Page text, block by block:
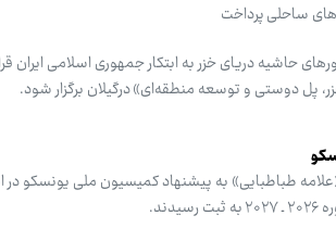
ساحلی پرداخت
حاشیه دریای خزر به ابتکار جمهوری اسلامی ایران
پل دوستی و توسعه منطقه‌ای» ‌درگیلان برگزار شود.
طباطبایی» به پیشنهاد کمیسیون ملی یونسکو در